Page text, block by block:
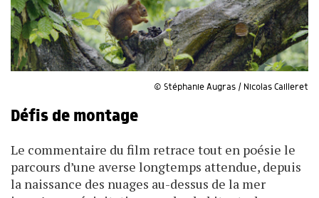
© Stéphanie Augras / Nicolas Cailleret
Défis de montage
Le commentaire du film retrace tout en poésie le
parcours d’une averse longtemps attendue, depuis
la naissance des nuages au-dessus de la mer